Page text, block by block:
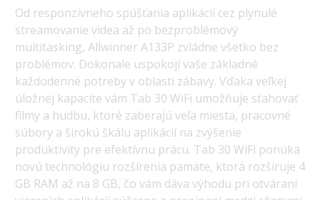
Od responzívneho spúšťania aplikácií cez plynulé
streamovanie videa až po bezproblémový
multitasking, Allwinner A133P zvládne všetko bez
problémov. Dokonale uspokojí vaše základné
každodenné potreby v oblasti zábavy. Vďaka veľkej
úložnej kapacite vám Tab 30 WiFi umožňuje sťahovať
filmy a hudbu, ktoré zaberajú veľa miesta, pracovné
súbory a širokú škálu aplikácií na zvýšenie
produktivity pre efektívnu prácu. Tab 30 WiFi ponúka
novú technológiu rozšírenia pamäte, ktorá rozširuje 4
GB RAM až na 8 GB, čo vám dáva výhodu pri otváraní